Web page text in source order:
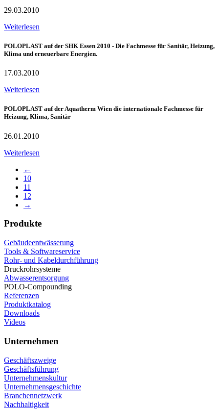
29.03.2010
Weiterlesen
POLOPLAST auf der SHK Essen 2010 - Die Fachmesse für Sanitär, Heizung,
Klima und erneuerbare Energien.
17.03.2010
Weiterlesen
POLOPLAST auf der Aquatherm Wien die internationale Fachmesse für
Heizung, Klima, Sanitär
26.01.2010
Weiterlesen
←
10
11
12
→
Produkte
Gebäudeentwässerung
Tools & Softwareservice
Rohr- und Kabeldurchführung
Druckrohrsysteme
Abwasserentsorgung
POLO-Compounding
Referenzen
Produktkatalog
Downloads
Videos
Unternehmen
Geschäftszweige
Geschäftsführung
Unternehmenskultur
Unternehmensgeschichte
Branchennetzwerk
Nachhaltigkeit